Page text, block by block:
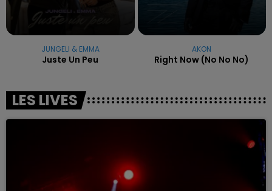
JUNGELI & EMMA
Juste Un Peu
AKON
Right Now (no No No)
LES LIVES